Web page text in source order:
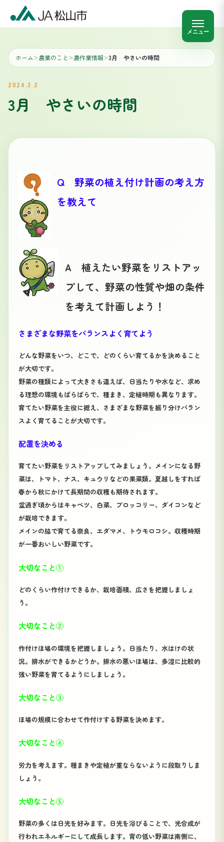
メニュー
ホーム＞ 農業のこと ＞ 農作業情報＞3月 やさいの時間
2024.3.2
3月 やさいの時間
Q 野菜の植え付け計画の考え方
を教えて
A 植えたい野菜をリストアッ
プして、野菜の性質や畑の条件
を考えて計画しよう！
さまざまな野菜をバランスよく育てよう
どんな野菜をいつ、どこで、どのくらい育てるかを決めること
が大切です。
野菜の種類によって大きさも違えば、日当たりや水など、求め
る理想の環境もばらばらで、種まき、定植時期も異なります。
育てたい野菜を主役に据え、さまざまな野菜を振り分けバラン
スよく育てることが大切です。
配置を決める
育てたい野菜をリストアップしてみましょう。メインになる野
菜は、トマト、ナス、キュウリなどの果菜類。夏越しをすれば
春から秋にかけて長期間の収穫も期待されます。
盆過ぎ頃からはキャベツ、白菜、ブロッコリー、ダイコンなど
が栽培できます。
メインの脇で育てる奈良、エダマメ、トウモロコシ。収穫時期
が一番おいしい野菜です。
大切なこと①
どのくらい作付けできるか、栽培面積、広さを把握しましょ
う。
大切なこと②
作付けほ場の環境を把握しましょう。日当たり、水はけの状
況。排水ができるかどうか。排水の悪いほ場は、多湿に比較的
強い野菜を育てるようにしましょう。
大切なこと③
ほ場の規模に合わせて作付けする野菜を決めます。
大切なこと④
労力を考えます。種まきや定植が重ならないように段取りしま
しょう。
大切なこと⑤
野菜の多くは日光を好みます。日光を浴びることで、光合成が
行われエネルギーにして成長します。背の低い野菜は南側に、